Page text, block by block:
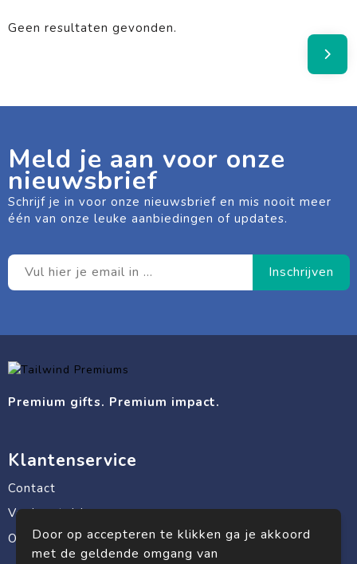
Geen resultaten gevonden.
Meld je aan voor onze
nieuwsbrief
Schrijf je in voor onze nieuwsbrief en mis nooit meer
één van onze leuke aanbiedingen of updates.
Premium gifts. Premium impact.
Klantenservice
Contact
Veelgestelde vragen
Over ons
Door op accepteren te klikken ga je akkoord
met de geldende omgang van